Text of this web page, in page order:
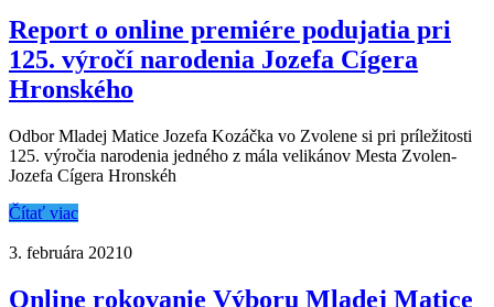
Report o online premiére podujatia pri
125. výročí narodenia Jozefa Cígera
Hronského
Odbor Mladej Matice Jozefa Kozáčka vo Zvolene si pri príležitosti
125. výročia narodenia jedného z mála velikánov Mesta Zvolen-
Jozefa Cígera Hronskéh
Čítať viac
3. februára 20210
Online rokovanie Výboru Mladej Matice